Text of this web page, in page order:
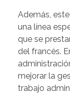
Además,
una línea
que se
del francés.
mejorar la
trabajo